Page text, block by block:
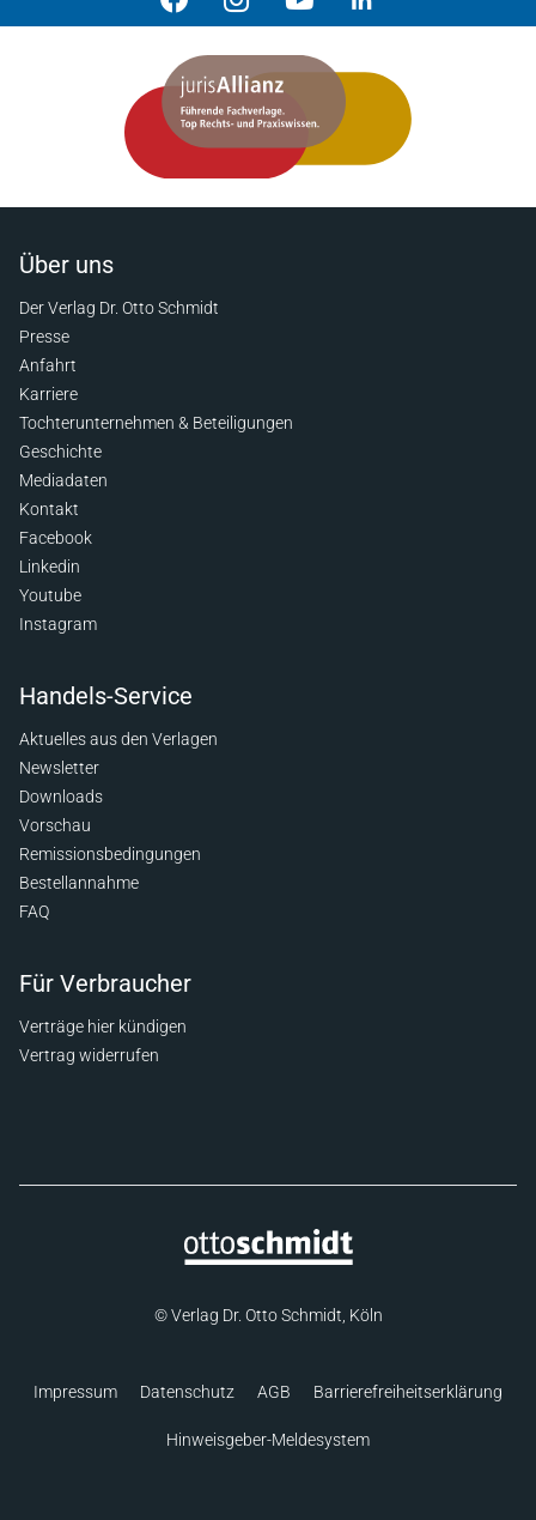
Über uns
Der Verlag Dr. Otto Schmidt
Presse
Anfahrt
Karriere
Tochterunternehmen & Beteiligungen
Geschichte
Mediadaten
Kontakt
Facebook
Linkedin
Youtube
Instagram
Handels-Service
Aktuelles aus den Verlagen
Newsletter
Downloads
Vorschau
Remissionsbedingungen
Bestellannahme
FAQ
Für Verbraucher
Verträge hier kündigen
Vertrag widerrufen
© Verlag Dr. Otto Schmidt, Köln
Impressum Datenschutz AGB Barrierefreiheitserklärung
Hinweisgeber-Meldesystem